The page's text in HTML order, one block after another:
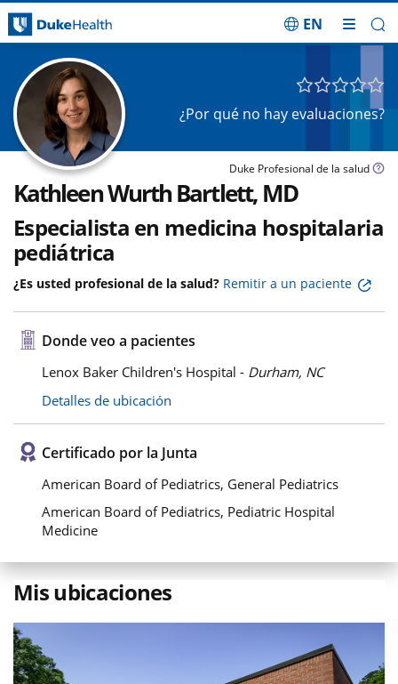
EN
¿Por qué no hay evaluaciones?
Duke Profesional de la salud
Kathleen Wurth Bartlett, MD
Especialista en medicina hospitalaria
pediátrica
¿Es usted profesional de la salud? Remitir a un paciente
Donde veo a pacientes
Lenox Baker Children's Hospital - Durham, NC
Detalles de ubicación
Certificado por la Junta
American Board of Pediatrics, General Pediatrics
American Board of Pediatrics, Pediatric Hospital
Medicine
Mis ubicaciones